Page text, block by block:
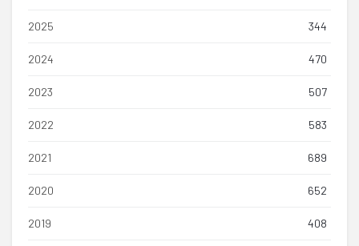
2025 344
2024 470
2023 507
2022 583
2021 689
2020 652
2019 408